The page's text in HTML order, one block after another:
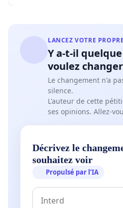
LANCEZ VOTRE
Y a-t-il
voulez
Le changement n'a
silence.
L'auteur de cette
ses opinions. Allez-
Décrivez le
souhaitez voir
Propulsé par l’IA